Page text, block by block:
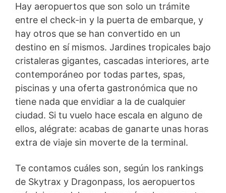
Hay aeropuertos que son solo un trámite
entre el check-in y la puerta de embarque, y
hay otros que se han convertido en un
destino en sí mismos. Jardines tropicales bajo
cristaleras gigantes, cascadas interiores, arte
contemporáneo por todas partes, spas,
piscinas y una oferta gastronómica que no
tiene nada que envidiar a la de cualquier
ciudad. Si tu vuelo hace escala en alguno de
ellos, alégrate: acabas de ganarte unas horas
extra de viaje sin moverte de la terminal.
Te contamos cuáles son, según los rankings
de Skytrax y Dragonpass, los aeropuertos